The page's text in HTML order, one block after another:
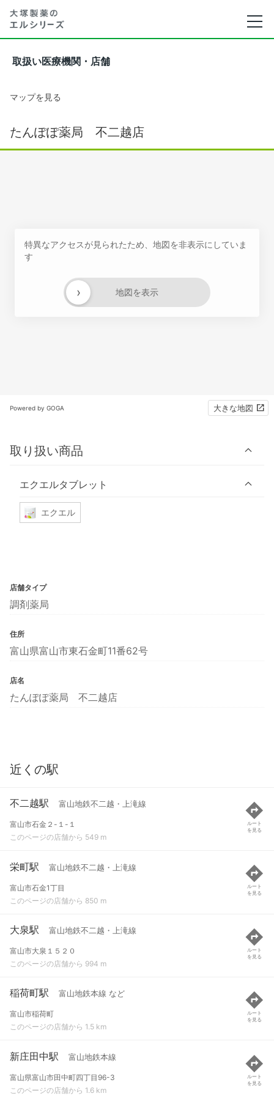
取扱い医療機関・店舗
マップを見る
たんぽぽ薬局 不二越店
特異なアクセスが見られたため、地図を非表示にしていま
す
地図を表示
›
Powered by GOGA 大きな地図
取り扱い商品
エクエルタブレット
エクエル
店舗タイプ
調剤薬局
住所
富山県富山市東石金町11番62号
店名
たんぽぽ薬局 不二越店
近くの駅
不二越駅 富山地鉄不二越・上滝線
富山市石金２-１-１
このページの店舗から 549 m
ルート
を見る
栄町駅 富山地鉄不二越・上滝線
富山市石金1丁目
このページの店舗から 850 m
ルート
を見る
大泉駅 富山地鉄不二越・上滝線
富山市大泉１５２０
このページの店舗から 994 m
ルート
を見る
稲荷町駅 富山地鉄本線 など
富山市稲荷町
このページの店舗から 1.5 km
ルート
を見る
新庄田中駅 富山地鉄本線
富山県富山市田中町四丁目96-3
このページの店舗から 1.6 km
ルート
を見る